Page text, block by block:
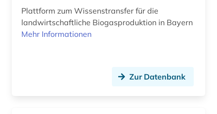
mitgliedsstaaten (3)
nachhaltige entwicklung (2)
Plattform zum Wissenstransfer für die
landwirtschaftliche Biogasproduktion in Bayern
Mehr Informationen
Zur Datenbank